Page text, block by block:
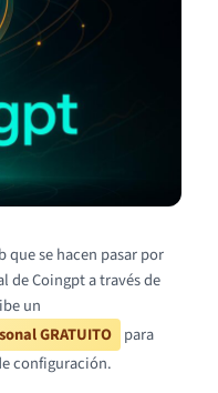
que se hacen pasar por
de Coingpt a través de
un
GRATUITO para
configuración.